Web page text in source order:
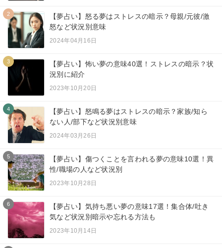
2
【夢占い】怒る夢はストレスの暗示？母親/元彼/激
怒など状況別意味
2024年04月16日
3
【夢占い】怖い夢の意味40選！ストレスの暗示？状
況別に紹介
2023年10月20日
4
【夢占い】怒鳴る夢はストレスの暗示？家族/知ら
ない人/部下など状況別意味
2024年03月26日
5
【夢占い】傷つくことを言われる夢の意味10選！異
性/職場の人など状況別
2023年10月28日
6
【夢占い】気持ち悪い夢の意味17選！集合体/吐き
気など状況別暗示や忘れる方法も
2023年10月14日